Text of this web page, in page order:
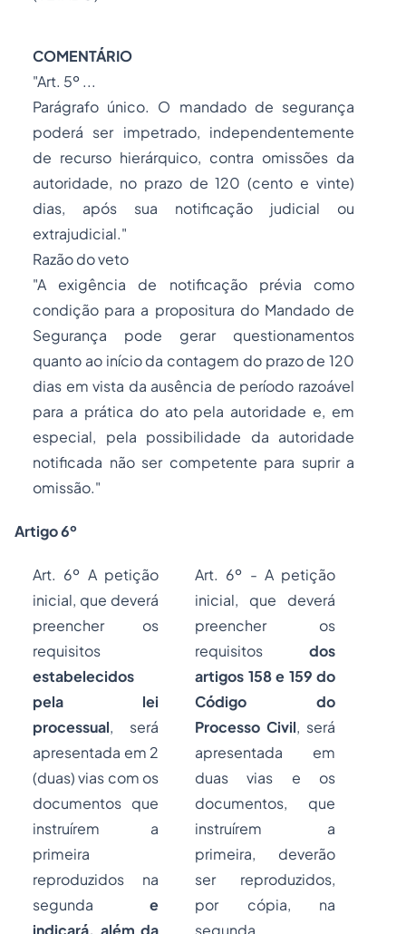
COMENTÁRIO
"Art. 5º ...
Parágrafo único. O mandado de segurança
poderá ser impetrado, independentemente
de recurso hierárquico, contra omissões da
autoridade, no prazo de 120 (cento e vinte)
dias, após sua notificação judicial ou
extrajudicial."
Razão do veto
"A exigência de notificação prévia como
condição para a propositura do Mandado de
Segurança pode gerar questionamentos
quanto ao início da contagem do prazo de 120
dias em vista da ausência de período razoável
para a prática do ato pela autoridade e, em
especial, pela possibilidade da autoridade
notificada não ser competente para suprir a
omissão."
Artigo 6º
Art. 6º A petição
inicial, que deverá
preencher os
requisitos
estabelecidos
pela lei
processual, será
apresentada em 2
(duas) vias com os
documentos que
instruírem a
primeira
reproduzidos na
segunda e
indicará, além da
Art. 6º - A petição
inicial, que deverá
preencher os
requisitos dos
artigos 158 e 159 do
Código do
Processo Civil, será
apresentada em
duas vias e os
documentos, que
instruírem a
primeira, deverão
ser reproduzidos,
por cópia, na
segunda.